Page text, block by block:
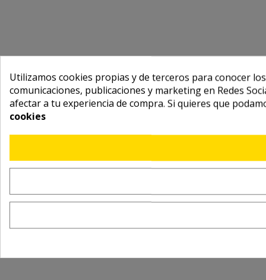
Utilizamos cookies propias y de terceros para conocer
comunicaciones, publicaciones y marketing en Redes
afectar a tu experiencia de compra. Si quieres que
cookies